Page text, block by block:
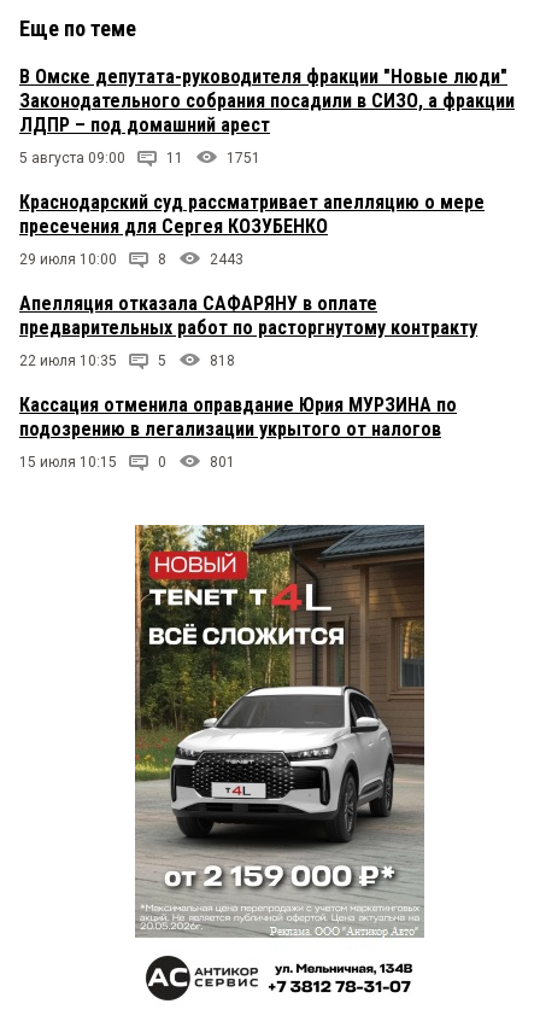
Еще по теме
В Омске депутата-руководителя фракции "Новые люди"
Законодательного собрания посадили в СИЗО, а фракции
ЛДПР – под домашний арест
5 августа 09:00 11 1751
Краснодарский суд рассматривает апелляцию о мере
пресечения для Сергея КОЗУБЕНКО
29 июля 10:00 8 2443
Апелляция отказала САФАРЯНУ в оплате
предварительных работ по расторгнутому контракту
22 июля 10:35 5 818
Кассация отменила оправдание Юрия МУРЗИНА по
подозрению в легализации укрытого от налогов
15 июля 10:15 0 801